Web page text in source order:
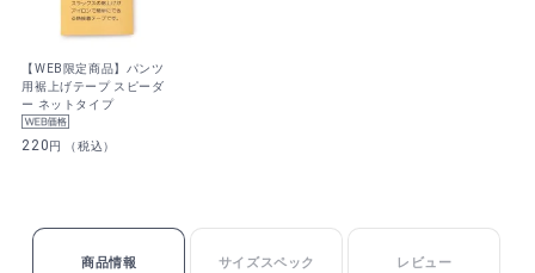
【WEB限定商品】パンツ
用裾上げテープ スピーダ
ー ネットタイプ
220円 （税込）
商品情報 サイズスペック レビュー